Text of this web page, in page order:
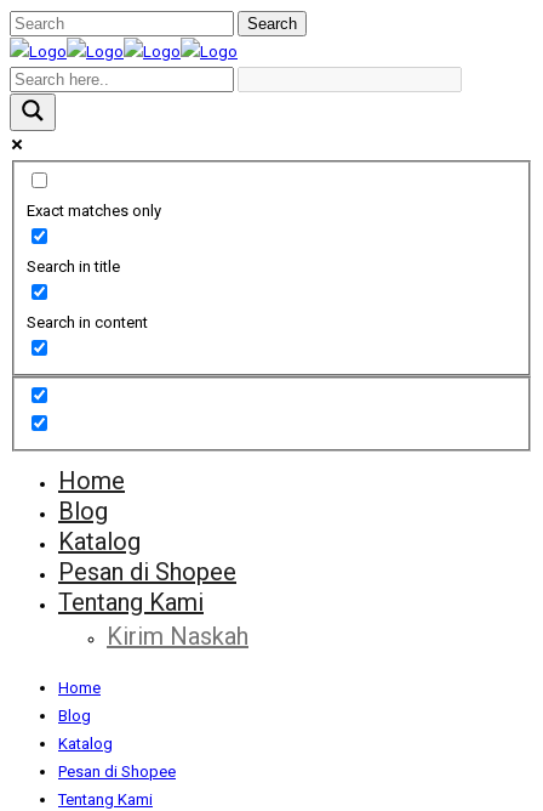
Exact matches only
Search in title
Search in content
Home
Blog
Katalog
Pesan di Shopee
Tentang Kami
Kirim Naskah
Home
Blog
Katalog
Pesan di Shopee
Tentang Kami